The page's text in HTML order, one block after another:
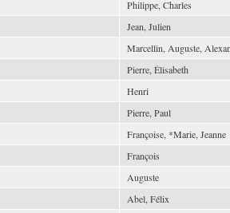
Philippe, Charles
Jean, Julien
Marcellin, Auguste,
Pierre, Élisabeth
Henri
Pierre, Paul
Françoise, *Marie, Jeanne
François
Auguste
Abel, Félix